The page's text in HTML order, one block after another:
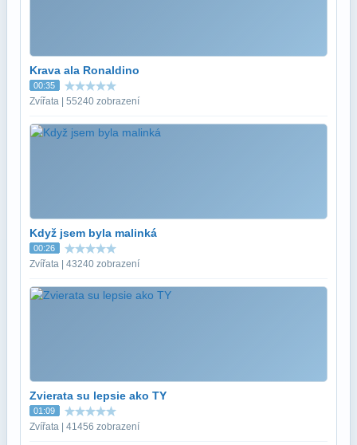
Krava ala Ronaldino
00:35
Zvířata | 55240 zobrazení
Když jsem byla malinká
00:26
Zvířata | 43240 zobrazení
Zvierata su lepsie ako TY
01:09
Zvířata | 41456 zobrazení